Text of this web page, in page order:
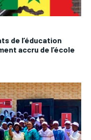
de l’éducation
accru de l’école